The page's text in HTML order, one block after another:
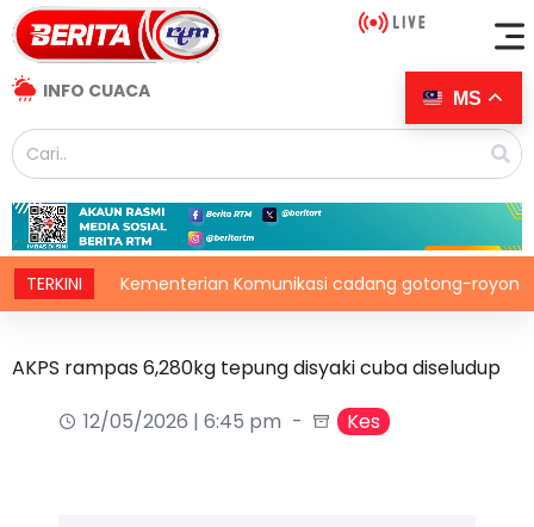
INFO CUACA
TERKINIKementerian Komunikasi cadang gotong-royong mega
AKPS rampas 6,280kg tepung disyaki cuba diseludup
12/05/2026 | 6:45 pm
Kes
MS